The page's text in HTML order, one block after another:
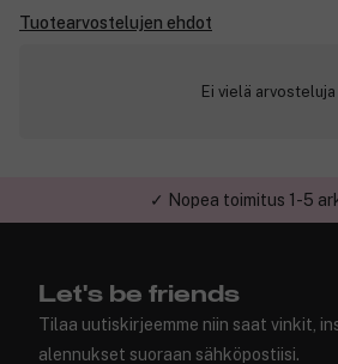
Tuotearvostelujen ehdot
Ei vielä arvosteluja
✓ Nopea toimitus 1-5
Let's be friends
Tilaa uutiskirjeemme niin saat vinkit,
alennukset suoraan sähköpostiisi.